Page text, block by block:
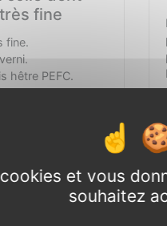
fine
fine.
hêtre PEFC.
conseil.
et vous
souhaitez